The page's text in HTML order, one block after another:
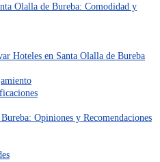
Olalla de Bureba: Comodidad y
Hoteles en Santa Olalla de Bureba
Opiniones y Recomendaciones